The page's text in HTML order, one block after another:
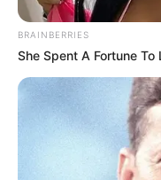
BRAINBERRIES
She Spent A Fortune